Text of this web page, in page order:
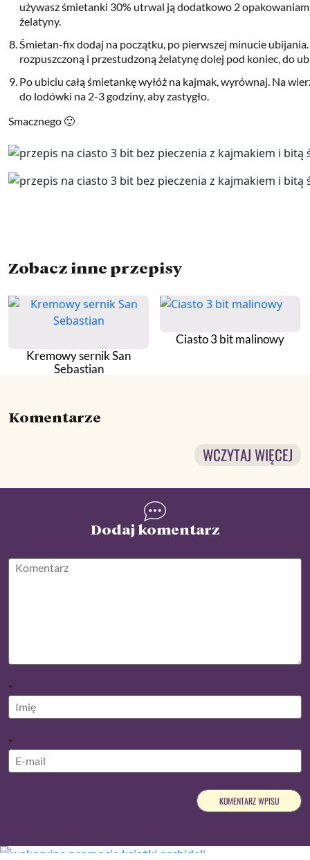
używasz śmietanki 30% utrwal ją dodatkowo 2
żelatyny.
Śmietan-fix dodaj na początku, po pierwszej minucie
rozpuszczoną i przestudzoną żelatynę dolej pod koniec, do
Po ubiciu całą śmietankę wyłóż na kajmak, wyrównaj. Na
do lodówki na 2-3 godziny, aby zastygło.
Smacznego 🙂
Zobacz inne przepisy
Kremowy sernik San
Sebastian
Ciasto 3 bit malinowy
Komentarze
WCZYTAJ WIĘCEJ
Dodaj komentarz
*
*